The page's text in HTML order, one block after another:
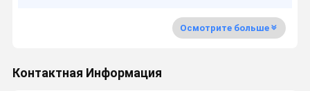
Осмотрите больше
Контактная Информация